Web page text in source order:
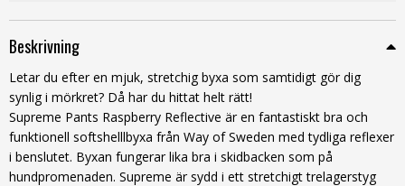
Beskrivning
Letar du efter en mjuk, stretchig byxa som samtidigt gör dig
synlig i mörkret? Då har du hittat helt rätt!
Supreme Pants Raspberry Reflective är en fantastiskt bra och
funktionell softshelllbyxa från Way of Sweden med tydliga reflexer
i benslutet. Byxan fungerar lika bra i skidbacken som på
hundpromenaden. Supreme är sydd i ett stretchigt trelagerstyg